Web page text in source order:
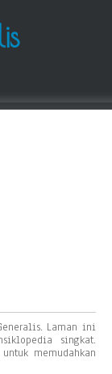
Laman ini
singkat.
memudahkan